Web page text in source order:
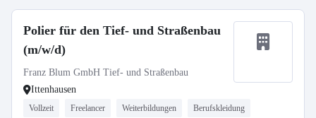
Polier für den Tief- und Straßenbau
(m/w/d)
Franz Blum GmbH Tief- und Straßenbau
Ittenhausen
Vollzeit Freelancer Weiterbildungen Berufskleidung